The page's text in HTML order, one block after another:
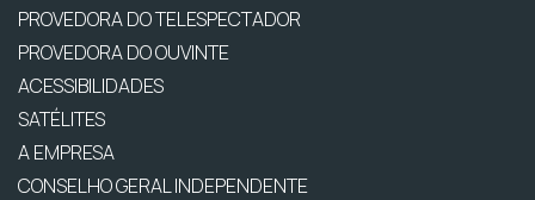
PROVEDORA DO TELESPECTADOR
PROVEDORA DO OUVINTE
ACESSIBILIDADES
SATÉLITES
A EMPRESA
CONSELHO GERAL INDEPENDENTE